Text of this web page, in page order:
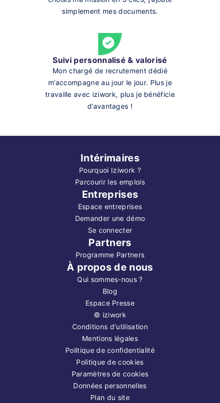
simplement mes documents.
Suivi personnalisé & valorisé
Mon chargé de recrutement dédié
m’accompagne au jour le jour. Plus je
travaille avec iziwork, plus je bénéficie
d’avantages !
Intérimaires
Pourquoi Iziwork ?
Parcourir les emplois
Entreprises
Espace entreprises
Demander une démo
Se connecter
Partners
Programme Partners
À propos de nous
Qui sommes-nous ?
Blog
Espace Presse
© iziwork
Conditions d'utilisation
Mentions légales
Politique de confidentialité
Politique de cookies
Paramètres de cookies
Données personnelles
Plan du site